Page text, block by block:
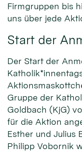
Firmgruppen bis
uns über jede
Start der
Der Start der
Gruppe der
Goldbach (KjG)
für die Aktion
Esther und Julius
Philipp Vobornik